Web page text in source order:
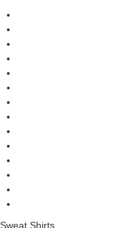
Sweat Shirts